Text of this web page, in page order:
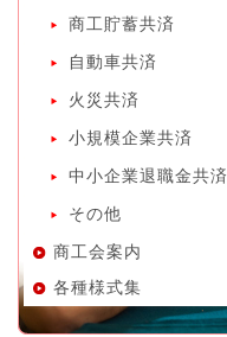
商工貯蓄共済
自動車共済
火災共済
小規模企業共済
中小企業退職金共済
その他
商工会案内
各種様式集